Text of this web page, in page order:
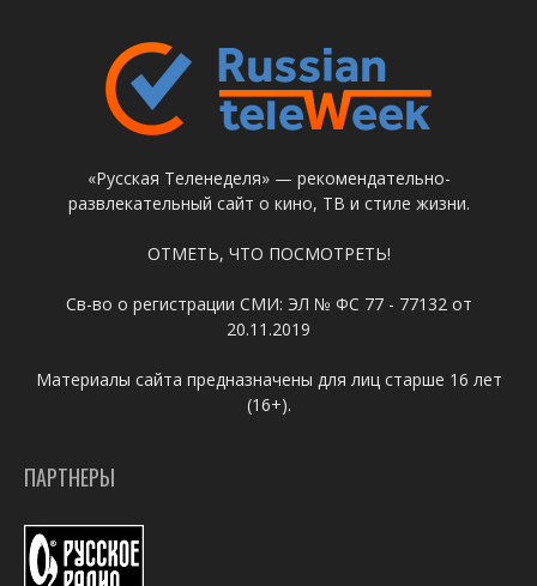
«Русская Теленеделя» — рекомендательно-
развлекательный сайт о кино, ТВ и стиле жизни.
ОТМЕТЬ, ЧТО ПОСМОТРЕТЬ!
Св-во о регистрации СМИ: ЭЛ № ФС 77 - 77132 от
20.11.2019
Материалы сайта предназначены для лиц старше 16 лет
(16+).
ПАРТНЕРЫ